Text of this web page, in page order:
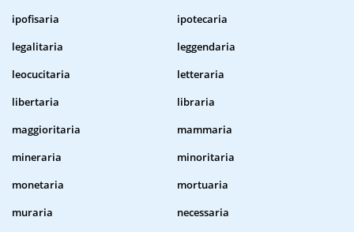
ipofisaria
ipotecaria
legalitaria
leggendaria
leocucitaria
letteraria
libertaria
libraria
maggioritaria
mammaria
mineraria
minoritaria
monetaria
mortuaria
muraria
necessaria